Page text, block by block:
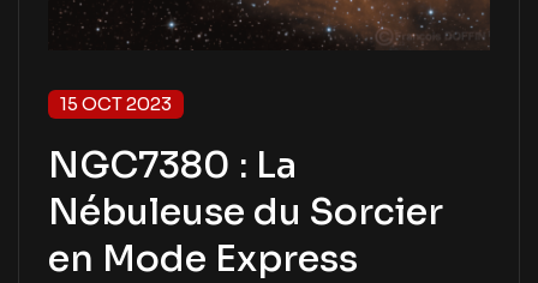
15 OCT 2023
NGC7380 : La
Nébuleuse du Sorcier
en Mode Express